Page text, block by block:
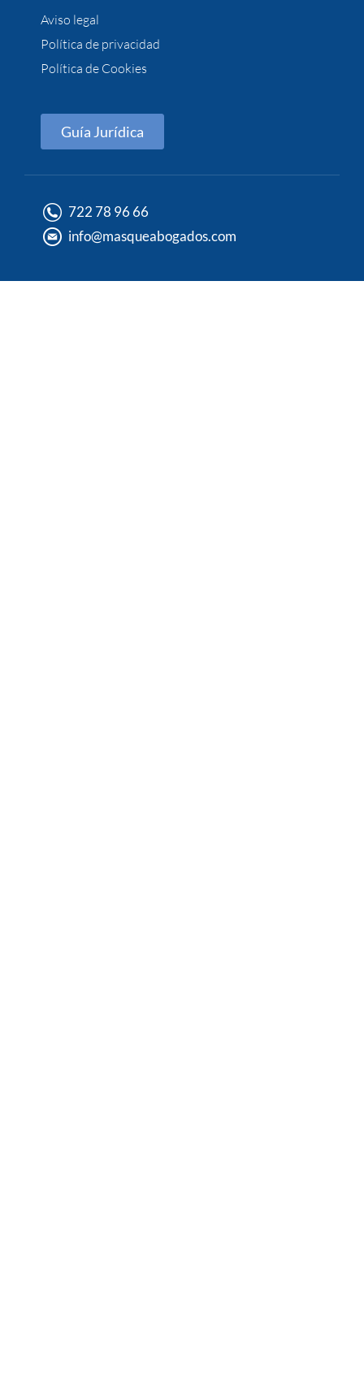
Aviso legal
Política de privacidad
Política de Cookies
Guía Jurídica
722 78 96 66
info@masqueabogados.com